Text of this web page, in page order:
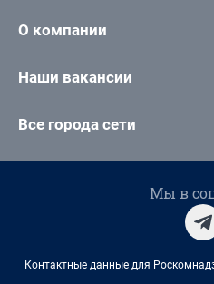
О компании
Наши вакансии
Все города сети
Мы в
Контактные данные для